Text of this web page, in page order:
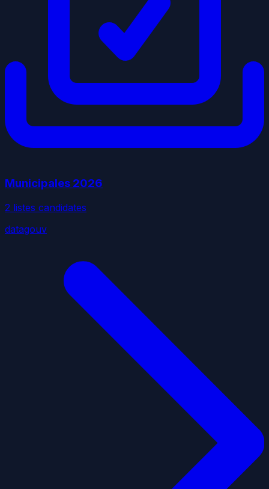
Municipales 2026
2 listes candidates
datagouv